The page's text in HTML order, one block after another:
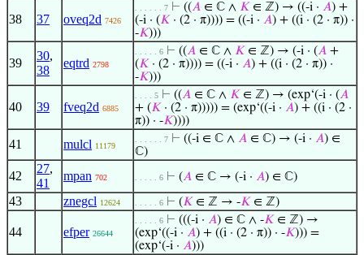
38 37 oveq2d 7426
. . . . . . 7 ⊢ ((𝐴 ∈ ℂ ∧ 𝐾 ∈ ℤ) → ((-i · 𝐴) +
(-i · (𝐾 · (2 · π)))) = ((-i · 𝐴) + ((i · (2 · π)) ·
-𝐾)))
39
30,
38
eqtrd 2798
. . . . . 6 ⊢ ((𝐴 ∈ ℂ ∧ 𝐾 ∈ ℤ) → (-i · (𝐴 +
(𝐾 · (2 · π)))) = ((-i · 𝐴) + ((i · (2 · π)) ·
-𝐾)))
40 39 fveq2d 6885
. . . . 5 ⊢ ((𝐴 ∈ ℂ ∧ 𝐾 ∈ ℤ) → (exp‘(-i · (𝐴
+ (𝐾 · (2 · π))))) = (exp‘((-i · 𝐴) + ((i · (2 ·
π)) · -𝐾))))
41 mulcl 11179
. . . . . . 7 ⊢ ((-i ∈ ℂ ∧ 𝐴 ∈ ℂ) → (-i · 𝐴) ∈
ℂ)
42
27,
41
mpan 702 . . . . . 6 ⊢ (𝐴 ∈ ℂ → (-i · 𝐴) ∈ ℂ)
43 znegcl 12624 . . . . . 6 ⊢ (𝐾 ∈ ℤ → -𝐾 ∈ ℤ)
44 efper 26644
. . . . . 6 ⊢ (((-i · 𝐴) ∈ ℂ ∧ -𝐾 ∈ ℤ) →
(exp‘((-i · 𝐴) + ((i · (2 · π)) · -𝐾))) =
(exp‘(-i · 𝐴)))